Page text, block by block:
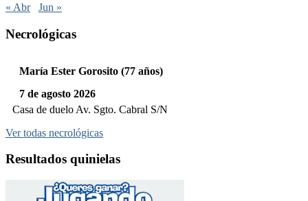
« Abr
Jun »
Necrológicas
María Ester Gorosito (77 años)
7 de agosto 2026
Casa de duelo Av. Sgto. Cabral S/N
Ver todas necrológicas
Resultados quinielas